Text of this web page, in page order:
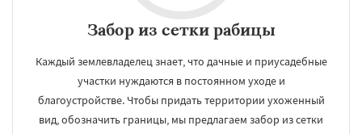
Забор из сетки рабицы
Каждый землевладелец знает, что дачные и приусадебные
участки нуждаются в постоянном уходе и
благоустройстве. Чтобы придать территории ухоженный
вид, обозначить границы, мы предлагаем забор из сетки